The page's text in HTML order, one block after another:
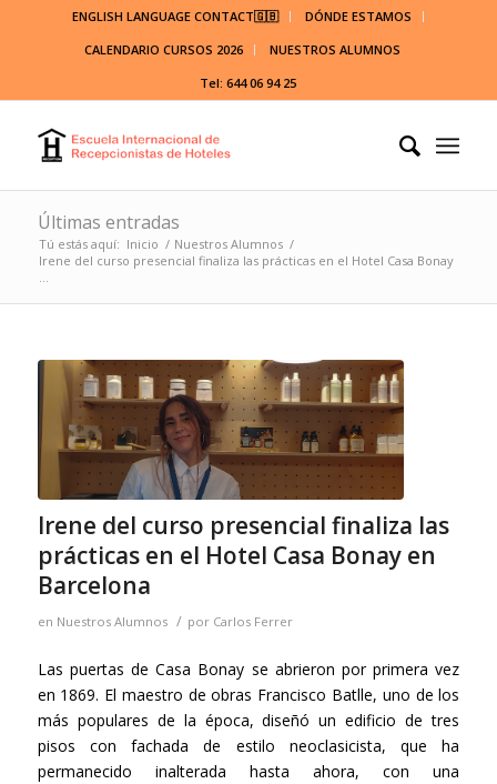
ENGLISH LANGUAGE CONTACT🇬🇧
DÓNDE ESTAMOS
CALENDARIO CURSOS 2026
NUESTROS ALUMNOS
Tel: 644 06 94 25
Últimas entradas
Tú estás aquí: Inicio / Nuestros Alumnos /
Irene del curso presencial finaliza las prácticas en el Hotel Casa Bonay
...
Irene del curso presencial finaliza las
prácticas en el Hotel Casa Bonay en
Barcelona
en Nuestros Alumnos / por Carlos Ferrer
Las puertas de Casa Bonay se abrieron por primera vez
en 1869. El maestro de obras Francisco Batlle, uno de los
más populares de la época, diseñó un edificio de tres
pisos con fachada de estilo neoclasicista, que ha
permanecido inalterada hasta ahora, con una